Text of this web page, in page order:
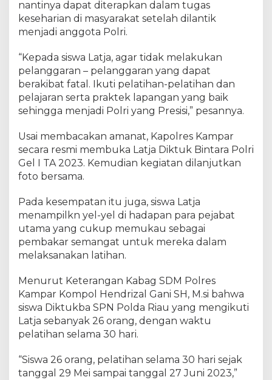
a
S
P
P
d
a
R
a
u
nantinya dapat diterapkan dalam tugas
keseharian di masyarakat setelah dilantik
menjadi anggota Polri.
“Kepada siswa Latja, agar tidak melakukan
pelanggaran – pelanggaran yang dapat
berakibat fatal. Ikuti pelatihan-pelatihan dan
pelajaran serta praktek lapangan yang baik
sehingga menjadi Polri yang Presisi,” pesannya.
Usai membacakan amanat, Kapolres Kampar
secara resmi membuka Latja Diktuk Bintara Polri
Gel I TA 2023. Kemudian kegiatan dilanjutkan
foto bersama.
Pada kesempatan itu juga, siswa Latja
menampilkn yel-yel di hadapan para pejabat
utama yang cukup memukau sebagai
pembakar semangat untuk mereka dalam
melaksanakan latihan.
Menurut Keterangan Kabag SDM Polres
Kampar Kompol Hendrizal Gani SH, M.si bahwa
siswa Diktukba SPN Polda Riau yang mengikuti
Latja sebanyak 26 orang, dengan waktu
pelatihan selama 30 hari.
“Siswa 26 orang, pelatihan selama 30 hari sejak
tanggal 29 Mei sampai tanggal 27 Juni 2023,”